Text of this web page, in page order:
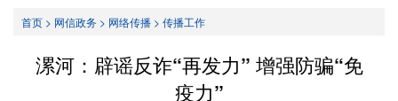
首页> 网信政务> 网络传播> 传播工作
漯河：辟谣反诈“再发力” 增强防骗“免
疫力”